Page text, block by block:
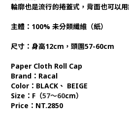
輪廓也是流行的捲蓋式，背面也可以用
主體：100% 未分類纖維（紙）
尺寸：身高12cm，頭圍57-60cm
Paper Cloth Roll Cap
Brand：Racal
Color：BLACK、 BEIGE
Size：F（57～60cm）
Price：NT.2850